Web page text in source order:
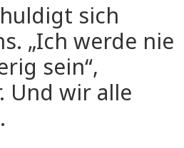
sich
„Ich werde nie
sein“,
Und wir alle